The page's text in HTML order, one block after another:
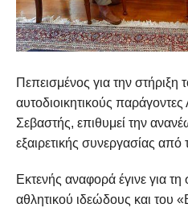
Πεπεισμένος για την στήριξη
αυτοδιοικητικούς
Σεβαστής, επιθυμεί την
εξαιρετικής συνεργασίας
Εκτενής αναφορά έγινε για τη
αθλητικού ιδεώδους και του